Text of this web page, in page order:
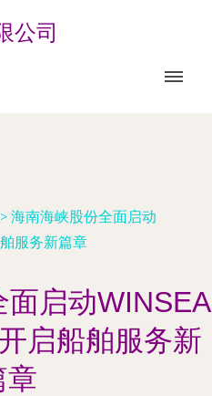
公司
> 海南海峡股份全面启动
服务新篇章
启动WINSEA
启船舶服务新
章